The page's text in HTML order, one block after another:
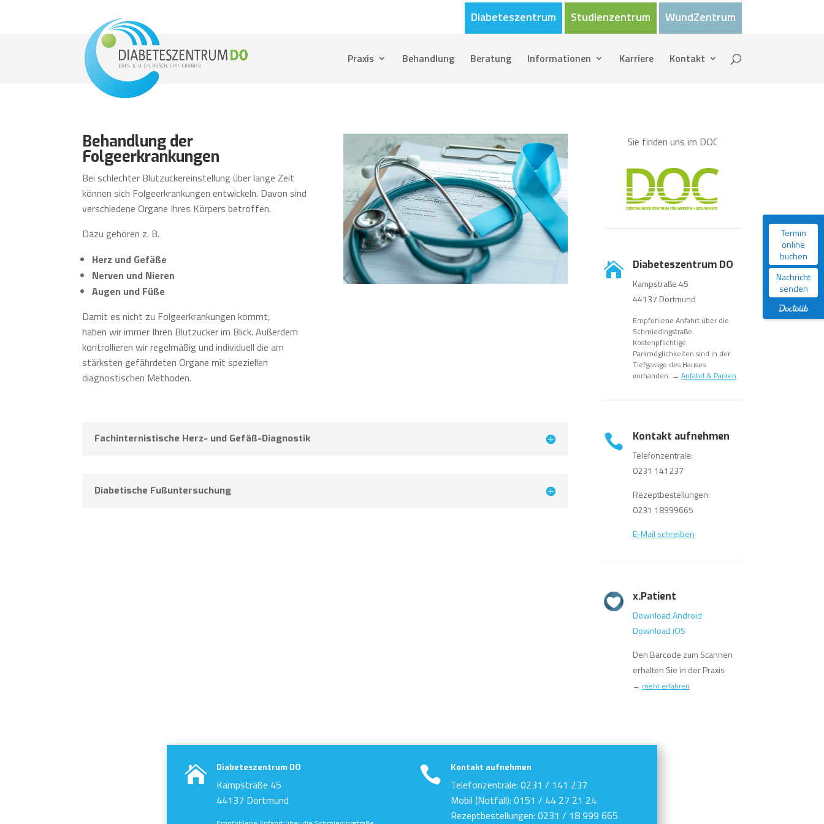
Termin
online
buchen
Nachricht
senden
Diabeteszentrum Studienzentrum WundZentrum
Praxis Behandlung Beratung Informationen Karriere Kontakt
Behandlung der
Folgeerkrankungen
Bei schlechter Blutzuckereinstellung über lange Zeit
können sich Folgeerkrankungen entwickeln. Davon sind
verschiedene Organe Ihres Körpers betroffen.
Dazu gehören z. B.
Herz und Gefäße
Nerven und Nieren
Augen und Füße
Damit es nicht zu Folgeerkrankungen kommt,
haben wir immer Ihren Blutzucker im Blick. Außerdem
kontrollieren wir regelmäßig und individuell die am
stärksten gefährdeten Organe mit speziellen
diagnostischen Methoden.
Fachinternistische Herz- und Gefäß-Diagnostik
Diabetische Fußuntersuchung
Sie finden uns im DOC

Diabeteszentrum DO
Kampstraße 45
44137 Dortmund
Empfohlene Anfahrt über die
Schmiedingstraße.
Kostenpflichtige
Parkmöglichkeiten sind in der
Tiefgarage des Hauses
vorhanden. →Anfahrt & Parken

Kontakt aufnehmen
Telefonzentrale:
0231 141237
Rezeptbestellungen:
0231 18999665
E-Mail schreiben
x.Patient
Download Android
Download iOS
Den Barcode zum Scannen
erhalten Sie in der Praxis
→ mehr erfahren
 Diabeteszentrum DO
Kampstraße 45
44137 Dortmund
 Kontakt aufnehmen
Telefonzentrale: 0231 / 141 237
Mobil (Notfall): 0151 / 44 27 21 24
Rezeptbestellungen: 0231 / 18 999 665